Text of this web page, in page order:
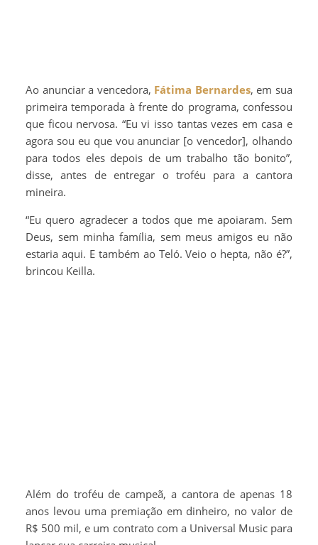
Ao anunciar a vencedora, Fátima Bernardes, em sua
primeira temporada à frente do programa, confessou
que ficou nervosa. “Eu vi isso tantas vezes em casa e
agora sou eu que vou anunciar [o vencedor], olhando
para todos eles depois de um trabalho tão bonito”,
disse, antes de entregar o troféu para a cantora
mineira.
“Eu quero agradecer a todos que me apoiaram. Sem
Deus, sem minha família, sem meus amigos eu não
estaria aqui. E também ao Teló. Veio o hepta, não é?”,
brincou Keilla.
Além do troféu de campeã, a cantora de apenas 18
anos levou uma premiação em dinheiro, no valor de
R$ 500 mil, e um contrato com a Universal Music para